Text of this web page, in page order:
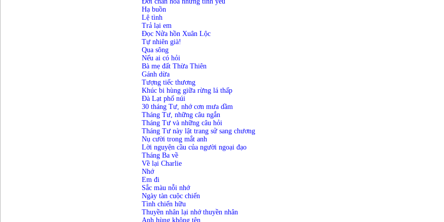
Hạ buồn
Lệ tình
Trả lại em
Đọc Nửa hồn Xuân Lộc
Tự nhiên già!
Qua sông
Nếu ai có hỏi
Bà mẹ đất Thừa Thiên
Gánh dừa
Tượng tiếc thương
Khúc bi hùng giữa rừng lá thấp
Đà Lạt phố núi
30 tháng Tư, nhớ cơn mưa dầm
Tháng Tư, những câu ngắn
Tháng Tư và những câu hỏi
Tháng Tư này lật trang sử sang chương
Nụ cười trong mắt anh
Lời nguyện cầu của người ngoại đạo
Tháng Ba về
Về lại Charlie
Nhớ
Em đi
Sắc màu nỗi nhớ
Ngày tàn cuộc chiến
Tình chiến hữu
Thuyền nhân lại nhớ thuyền nhân
Anh hùng không tên